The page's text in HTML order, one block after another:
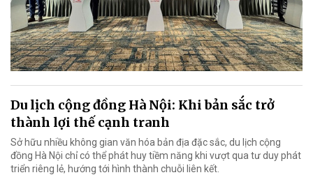
Du lịch cộng đồng Hà Nội: Khi bản sắc trở
thành lợi thế cạnh tranh
Sở hữu nhiều không gian văn hóa bản địa đặc sắc, du lịch cộng
đồng Hà Nội chỉ có thể phát huy tiềm năng khi vượt qua tư duy phát
triển riêng lẻ, hướng tới hình thành chuỗi liên kết.